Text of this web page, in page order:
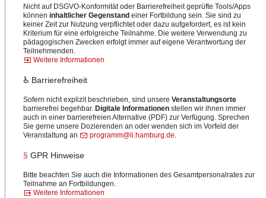
Nicht auf DSGVO-Konformität oder Barrierefreiheit geprüfte Tools/Apps
können inhaltlicher Gegenstand einer Fortbildung sein. Sie sind zu
keiner Zeit zur Nutzung verpflichtet oder dazu aufgefordert, es ist kein
Kriterium für eine erfolgreiche Teilnahme. Die weitere Verwendung zu
pädagogischen Zwecken erfolgt immer auf eigene Verantwortung der
Teilnehmenden.
Weitere Informationen
♿ Barrierefreiheit
Sofern nicht explizit beschrieben, sind unsere Veranstaltungsorte
barrierefrei begehbar. Digitale Informationen stellen wir ihnen immer
auch in einer barrierefreien Alternative (PDF) zur Verfügung. Sprechen
Sie gerne unsere Dozierenden an oder wenden sich im Vorfeld der
Veranstaltung an
programm@li.hamburg.de.
§ GPR Hinweise
Bitte beachten Sie auch die Informationen des Gesamtpersonalrates zur
Teilnahme an Fortbildungen.
Weitere Informationen